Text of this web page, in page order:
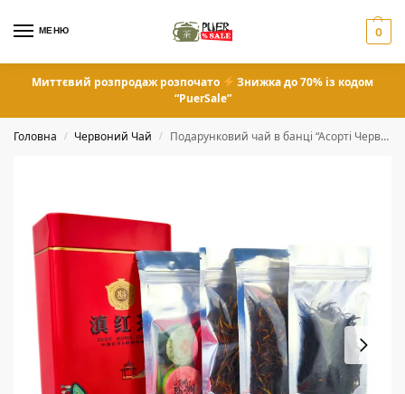
МЕНЮ 0
Миттєвий розпродаж розпочато
Знижка до 70% із кодом
“PuerSale”
Головна / Червоний Чай / Подарунковий чай в банці “Асорті Червоного Чаю”